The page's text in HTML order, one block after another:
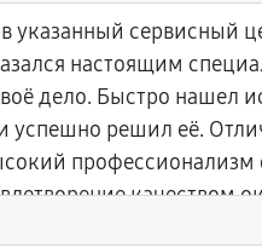
указанный сервисный
настоящим
дело. Быстро нашел
успешно решил её.
профессионализм
качеством